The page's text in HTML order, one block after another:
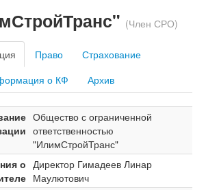
(Член СРО)
Право
Страхование
о КФ Архив
Общество с ограниченной
ответственностью
"ИлимСтройТранс"
о Директор Гимадеев Линар
Маулютович